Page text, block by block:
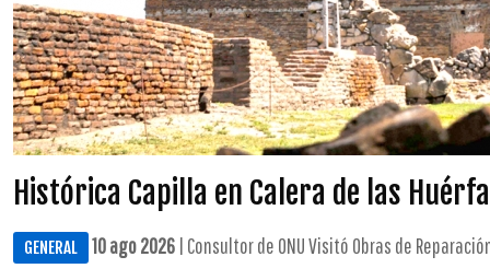
Histórica Capilla en Calera de las
GENERAL 10 ago 2026 | Consultor de ONU Visitó Obras de